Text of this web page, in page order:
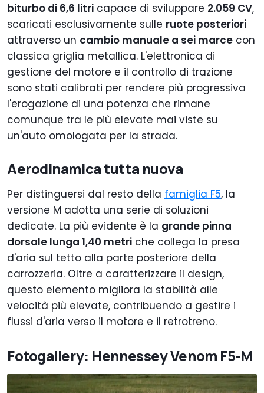
biturbo di 6,6 litri capace di sviluppare 2.059 CV,
scaricati esclusivamente sulle ruote posteriori
attraverso un cambio manuale a sei marce con
classica griglia metallica. L'elettronica di
gestione del motore e il controllo di trazione
sono stati calibrati per rendere più progressiva
l'erogazione di una potenza che rimane
comunque tra le più elevate mai viste su
un'auto omologata per la strada.
Aerodinamica tutta nuova
Per distinguersi dal resto della famiglia F5, la
versione M adotta una serie di soluzioni
dedicate. La più evidente è la grande pinna
dorsale lunga 1,40 metri che collega la presa
d'aria sul tetto alla parte posteriore della
carrozzeria. Oltre a caratterizzare il design,
questo elemento migliora la stabilità alle
velocità più elevate, contribuendo a gestire i
flussi d'aria verso il motore e il retrotreno.
Fotogallery: Hennessey Venom F5-M